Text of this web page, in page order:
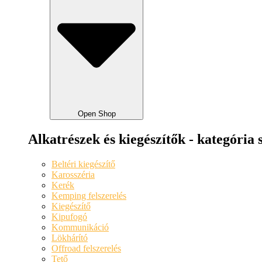
Open Shop
Alkatrészek és kiegészítők - kategória
Beltéri kiegészítő
Karosszéria
Kerék
Kemping felszerelés
Kiegészítő
Kipufogó
Kommunikáció
Lökhárító
Offroad felszerelés
Tető